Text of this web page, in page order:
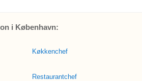
i København:
Køkkenchef
Restaurantchef